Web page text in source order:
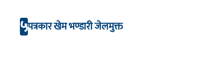
५पत्रकार खेम भण्डारी जेलमुक्त